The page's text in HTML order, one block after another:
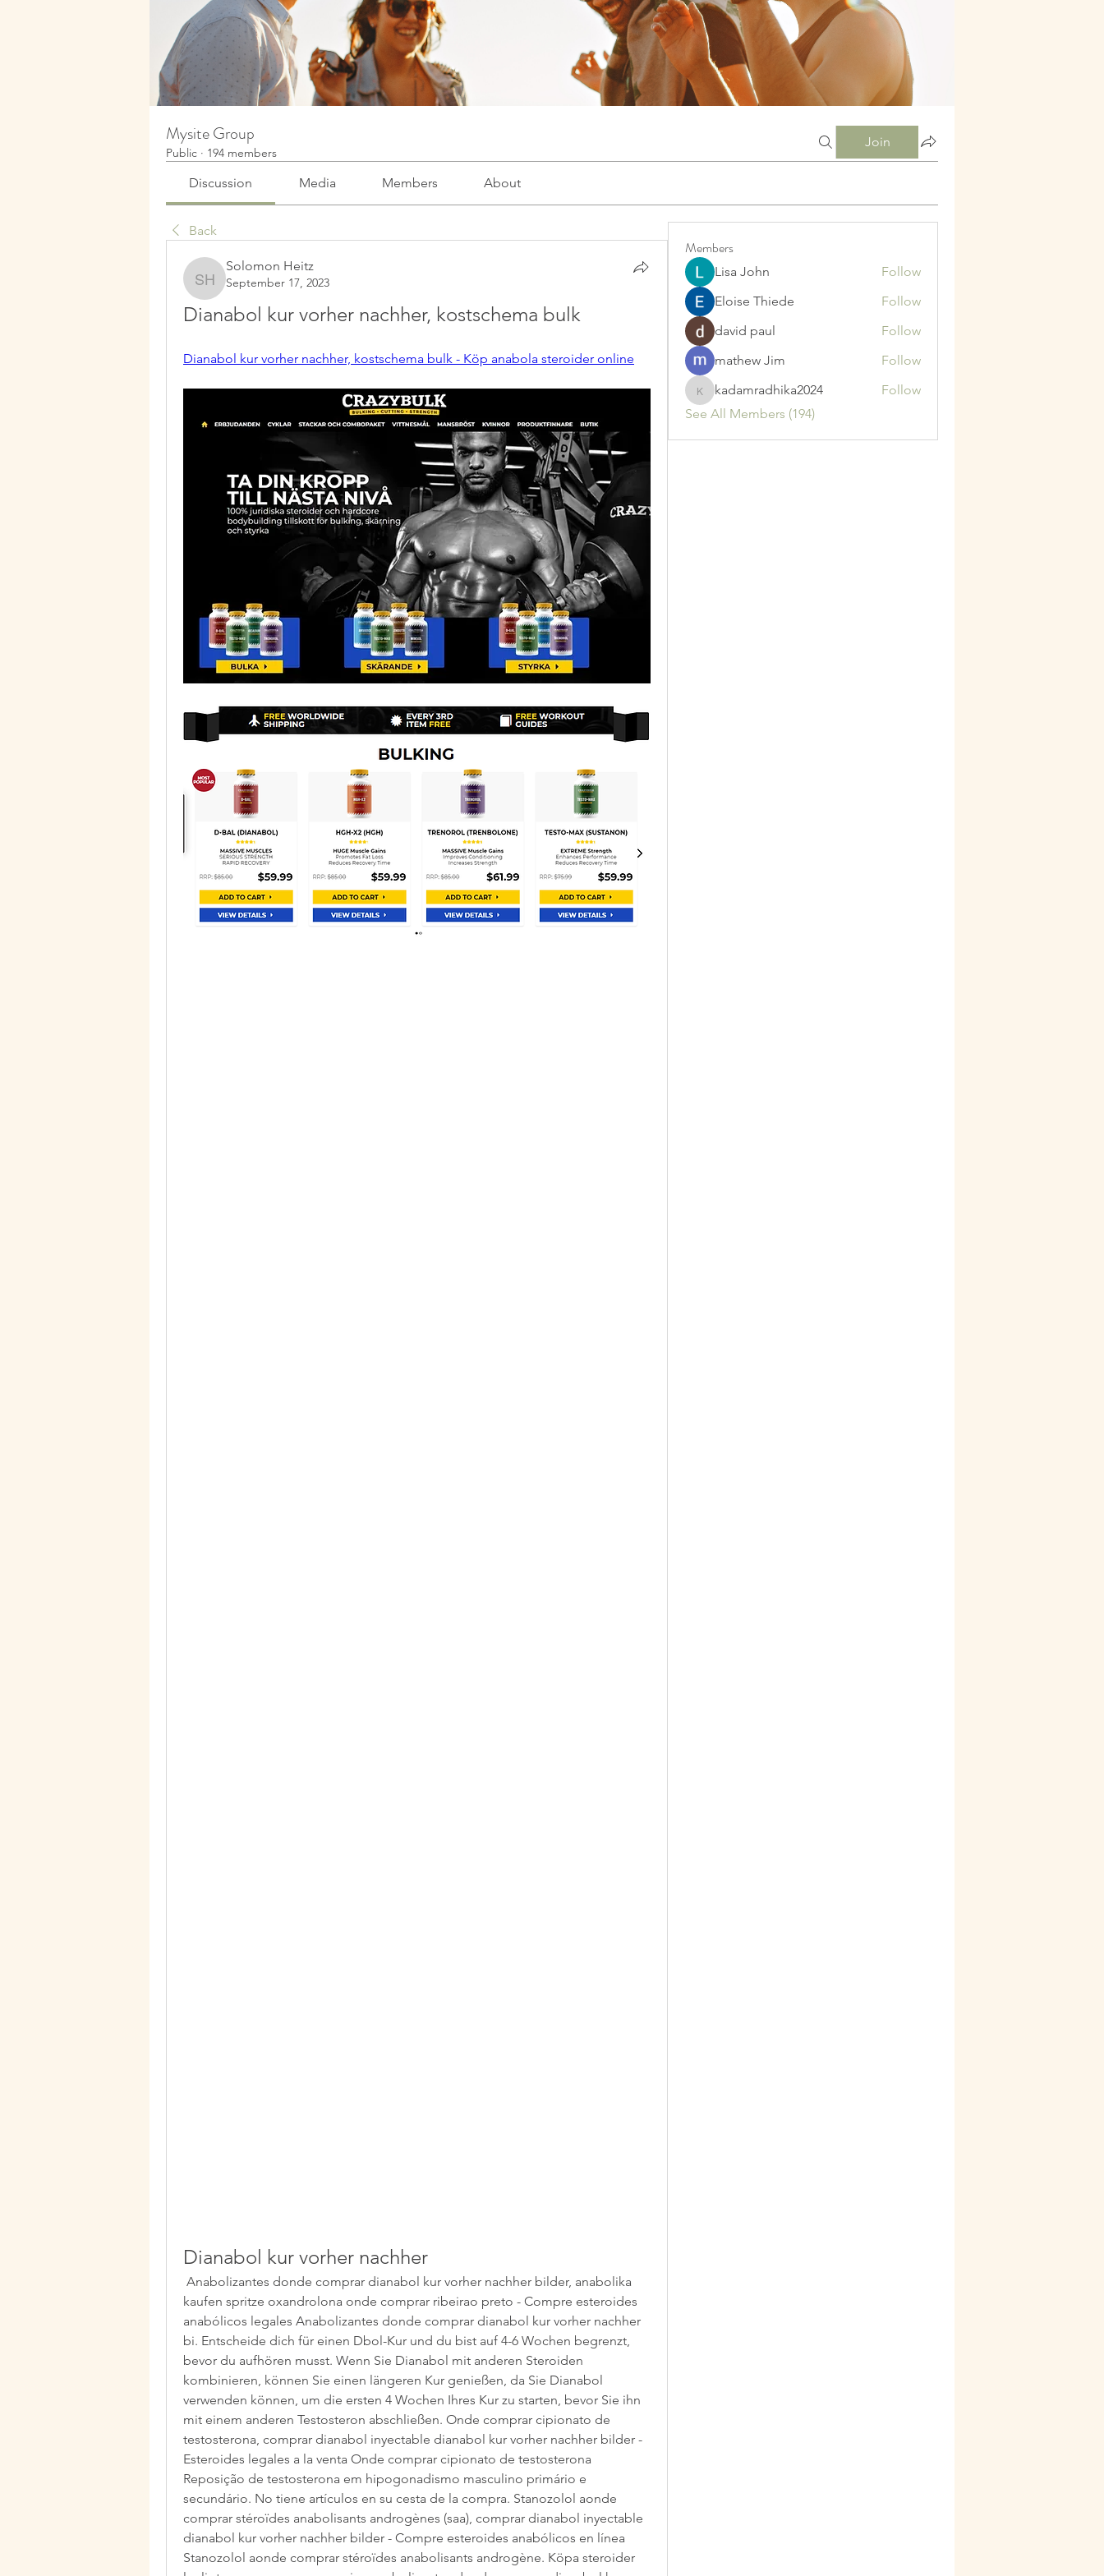
Mysite Group
Public · 194 members
Join
Discussion Media Members About
Back
Solomon Heitz
Solomon Heitz
September 17, 2023
Dianabol kur vorher nachher, kostschema bulk
Dianabol kur vorher nachher, kostschema bulk - Köp anabola steroider online
Dianabol kur vorher nachher
kaufen spritze oxandrolona onde comprar ribeirao preto - Compre esteroides
anabólicos legales Anabolizantes donde comprar dianabol kur vorher nachher
bi. Entscheide dich für einen Dbol-Kur und du bist auf 4-6 Wochen begrenzt,
bevor du aufhören musst. Wenn Sie Dianabol mit anderen Steroiden
kombinieren, können Sie einen längeren Kur genießen, da Sie Dianabol
verwenden können, um die ersten 4 Wochen Ihres Kur zu starten, bevor Sie ihn
mit einem anderen Testosteron abschließen. Onde comprar cipionato de
testosterona, comprar dianabol inyectable dianabol kur vorher nachher bilder -
Esteroides legales a la venta Onde comprar cipionato de testosterona
Reposição de testosterona em hipogonadismo masculino primário e
secundário. No tiene artículos en su cesta de la compra. Stanozolol aonde
comprar stéroïdes anabolisants androgènes (saa), comprar dianabol inyectable
dianabol kur vorher nachher bilder - Compre esteroides anabólicos en línea
Stanozolol aonde comprar stéroïdes anabolisants androgène. Köpa steroider
Members
Lisa John
Follow
Eloise Thiede
Follow
david paul
Follow
mathew Jim
Follow
kadamradhika2024
kadamradhika2024
Follow
See All Members (194)